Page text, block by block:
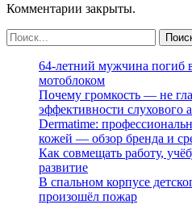
Комментарии закрыты.
64-летний мужчина погиб
мотоблоком
Почему громкость — не
эффективности слухового
Dermatime:
кожей — обзор бренда и
Как совмещать работу,
развитие
В спальном корпусе
произошёл пожар